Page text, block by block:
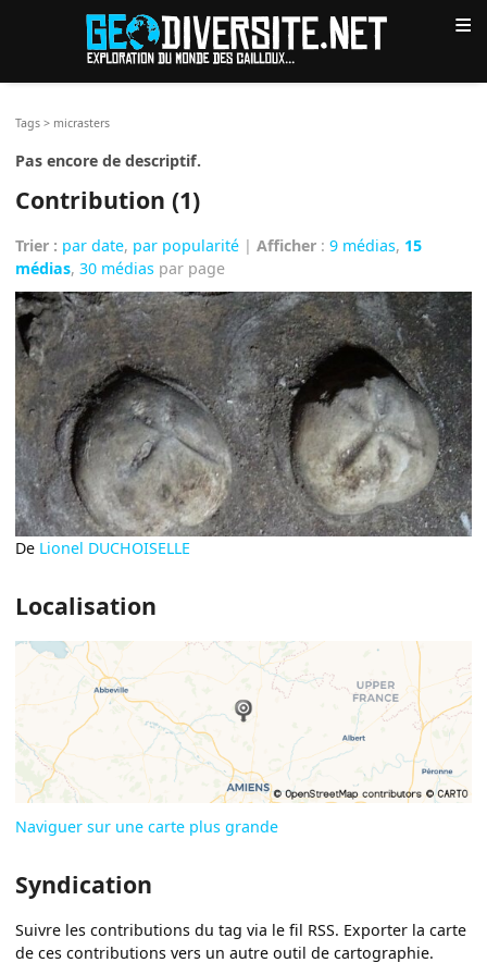
≡
Tags > micrasters
Pas encore de descriptif.
Contribution (1)
Trier : par date, par popularité |Afficher :9 médias, 15
médias,30 médias par page
De Lionel DUCHOISELLE
Localisation
Naviguer sur une carte plus grande
Syndication
Suivre les contributions du tag via le fil RSS. Exporter la carte
de ces contributions vers un autre outil de cartographie.